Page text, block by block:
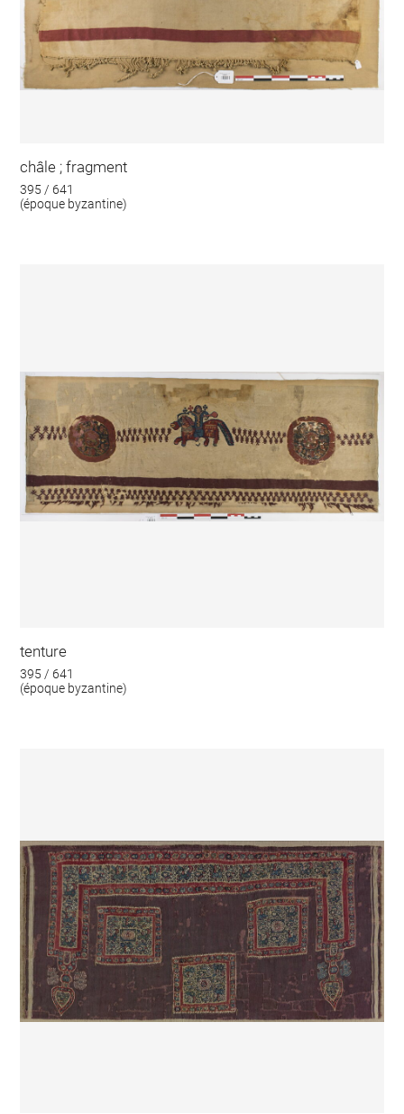
châle ; fragment
395 / 641
(époque byzantine)
tenture
395 / 641
(époque byzantine)